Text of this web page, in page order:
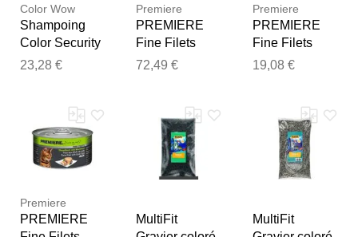
Color Wow
Shampoing
Color Security
23,28 €
Premiere
PREMIERE
Fine Filets
Thon aux œufs
72,49 €
Premiere
PREMIERE
Fine Filets
Thon aux œufs
19,08 €
Premiere
PREMIERE
MultiFit
MultiFit